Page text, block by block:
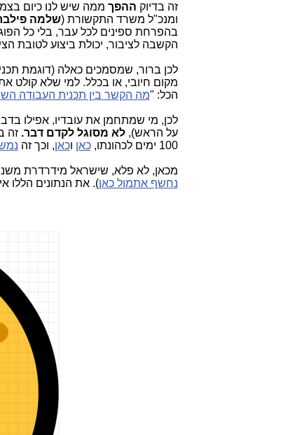
זה בדיוק ההפך ממה שיש לנו כיום
ומנכ"ל משרד התקשורת (שלמה
בהפרחת ספינים לכל עבר, בלי כל
הקשבה לציבור, יכולת ביצוע לטובת
לכן ברור, שמסמכים כאלה (דוגמת
מקום חיובי, או בכלל. למי שלא
הכל: "מה הקשר בין תכנית העבודה השנתית של
לכן, מי שמתחמן את עובדיו, אפילו
על הראש),לא מסוגל לקדם דבר. זה
100 ימים לכהונתו,
כאן וכאן, וכך זה
מכאן, לא פלא, שישראל מידרדרת
נחשף אתמול כאן). את הנתונים הללו